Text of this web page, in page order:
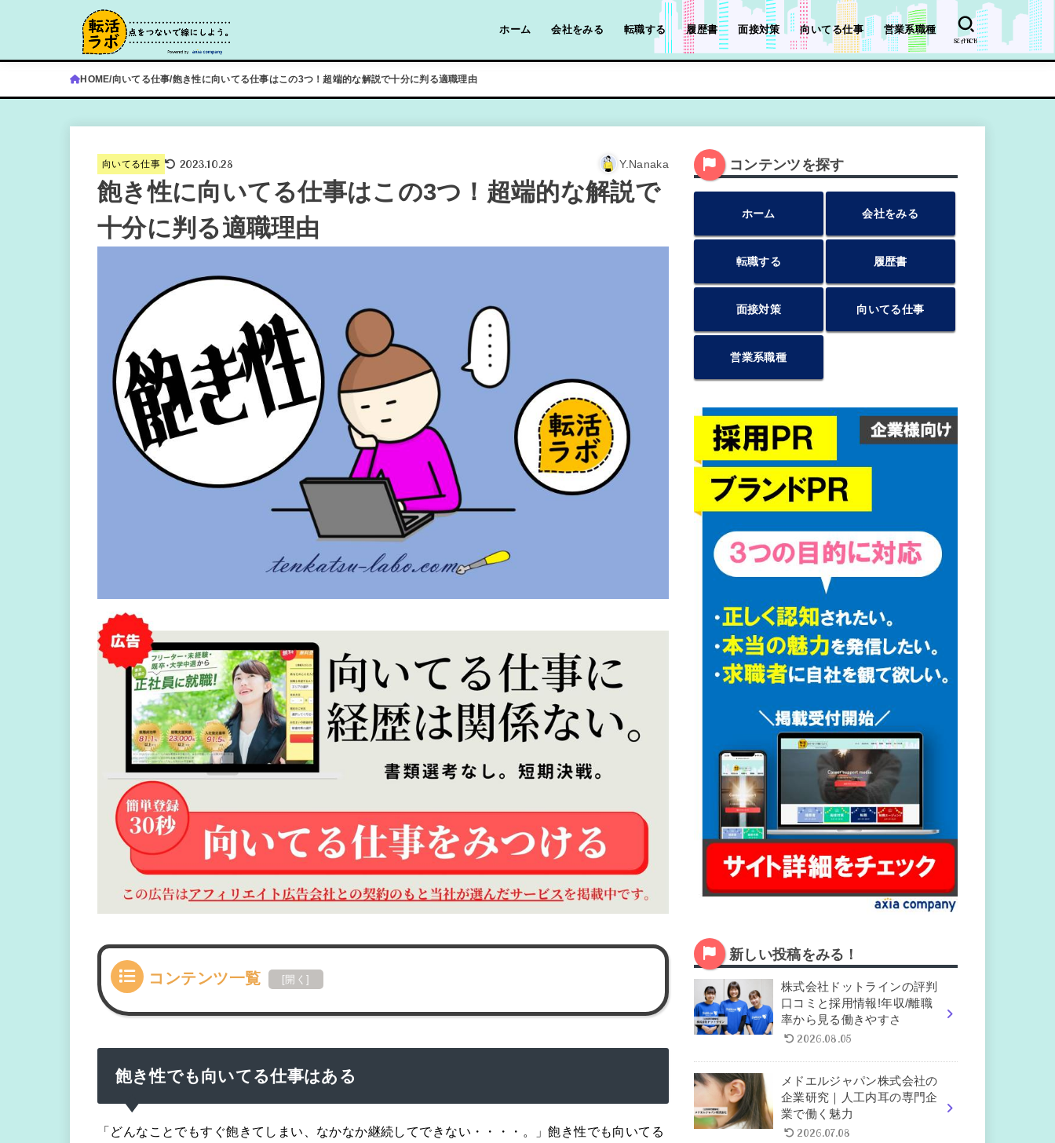
ホーム 会社をみる 転職する 履歴書 面接対策 向いてる仕事 営業系職種
SEARCH
HOME 向いてる仕事 飽き性に向いてる仕事はこの3つ！超端的な解説で十分に判る適職理由
向いてる仕事 2023.10.28 Y.Nanaka
飽き性に向いてる仕事はこの3つ！超端的な解説で
十分に判る適職理由
コンテンツ一覧 [開く]
飽き性でも向いてる仕事はある
「どんなことでもすぐ飽きてしまい、なかなか継続してできない・・・・。」飽き性でも向いてる
コンテンツを探す
ホーム 会社をみる
転職する 履歴書
面接対策 向いてる仕事
営業系職種
新しい投稿をみる！
株式会社ドットラインの評判
口コミと採用情報!年収/離職
率から見る働きやすさ
2026.08.05
メドエルジャパン株式会社の
企業研究｜人工内耳の専門企
業で働く魅力
2026.07.08